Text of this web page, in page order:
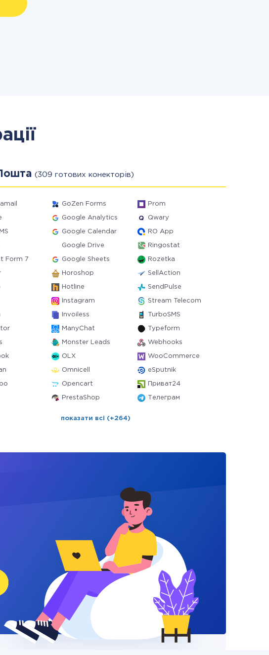
(309 готових конекторів)
GoZen Forms Prom
Google Analytics Qwary
Google Calendar RO App
Google Drive Ringostat
Form 7 Google Sheets Rozetka
Horoshop SellAction
Hotline SendPulse
Instagram Stream Telecom
Invoiless TurboSMS
ManyChat Typeform
Monster Leads Webhooks
OLX WooCommerce
Omnicell eSputnik
Opencart Приват24
PrestaShop Телеграм
показати всі (+264)